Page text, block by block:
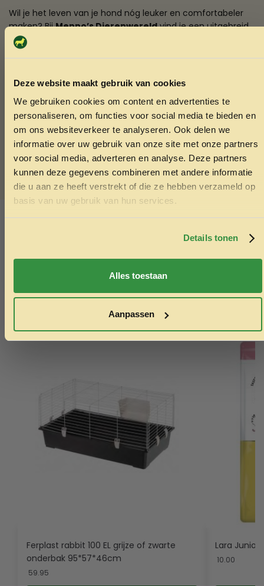
Deze website maakt gebruik van cookies
We gebruiken cookies om content en advertenties te
personaliseren, om functies voor social media te bieden en
om ons websiteverkeer te analyseren. Ook delen we
informatie over uw gebruik van onze site met onze partners
voor social media, adverteren en analyse. Deze partners
kunnen deze gegevens combineren met andere informatie
die u aan ze heeft verstrekt of die ze hebben verzameld op
basis van uw gebruik van hun services.
Details tonen
Alles toestaan
Aanpassen
Wil je het leven van je hond nóg leuker en comfortabeler
maken? BijMenno’s Dierenwereldvind je een uitgebreid
assortiment
duurzame materialen. Of je nu op zoek bent naar een
uitdagend hondenspeelgoed – wij hebben het allemaal!
Breed assortiment – Alles voor jouw hond op één plek
Hoogwaardige kwaliteit – Alleen de beste materialen
voor jouw viervoeter
Snelle levering– Vandaag besteld, snel in huis
Deskundig advies– Wij helpen je graag bij het maken
van de beste keuze
SKU: 5404041601663
Categorieën: Hondenaccessoires,Voer- en
Ook interessant
Echt de moeite waard!
Ferplast rabbit 100 EL grijze of zwarte
onderbak 95*57*46cm
59.95
Lara Junior
10.00
ONTVANG 5% KORTING OP
JE EERSTE BESTELLING!
Ontvang korting
Door je in te schrijven ga je akkoord met het ontvangen van
Nee, ik wil geen korting